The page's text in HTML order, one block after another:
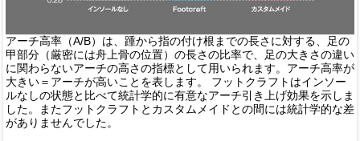
アーチ高率（A/B）は、踵から指の付け根までの長さに対する、足の
甲部分（厳密には舟上骨の位置）の長さの比率で、足の大きさの違い
に関わらないアーチの高さの指標として用いられます。アーチ高率が
大きい＝アーチが高いことを表します。 フットクラフトはインソー
ルなしの状態と比べて統計学的に有意なアーチ引き上げ効果を示しま
した。またフットクラフトとカスタムメイドとの間には統計学的な差
がありませんでした。